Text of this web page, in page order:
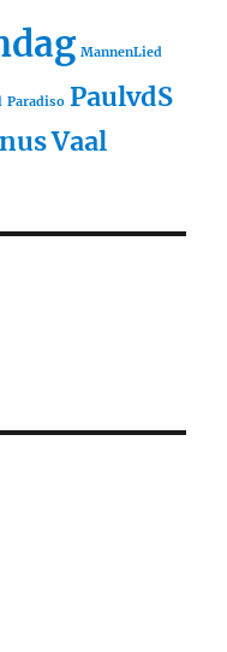
MannenLied
Paradiso PaulvdS
Vaal